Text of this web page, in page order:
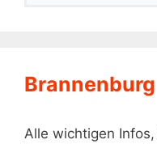
Brannenburg
Alle wichtigen